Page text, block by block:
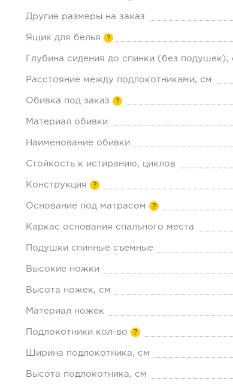
Другие размеры на заказ
Ящик для белья ?
Глубина сидения до спинки (без подушек),
Расстояние между подлокотниками, см
Обивка под заказ ?
Материал обивки
Наименование обивки
Стойкость к истиранию, циклов
Конструкция ?
Основание под матрасом ?
Каркас основания спального места
Подушки спинные съемные
Высокие ножки
Высота ножек, см
Материал ножек
Подлокотники кол-во ?
Ширина подлокотника, см
Высота подлокотника, см